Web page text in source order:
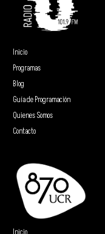
Inicio
Programas
Blog
Guía de Programación
Quienes Somos
Contacto